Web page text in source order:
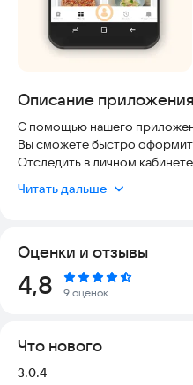
Описание приложения
С помощью нашего
Вы сможете быстро
Отследить в личном кабинете
Получать бонусные баллы за
Читать дальше
Оценки и отзывы
Рейтинг:
4,8 9 оценок
Что нового
Версия:
3.0.4